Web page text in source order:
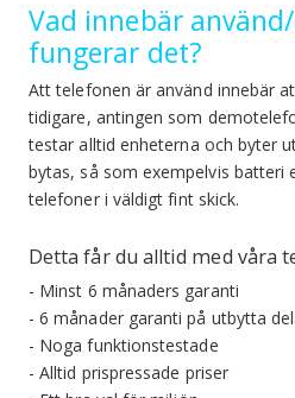
Vad innebär
fungerar det?
Att telefonen är använd innebär
tidigare, antingen som
testar alltid enheterna och byter
bytas, så som exempelvis batteri
telefoner i väldigt fint skick.
Detta får du alltid med våra
- Minst 6 månaders garanti
- 6 månader garanti på utbytta
- Noga funktionstestade
- Alltid prispressade priser